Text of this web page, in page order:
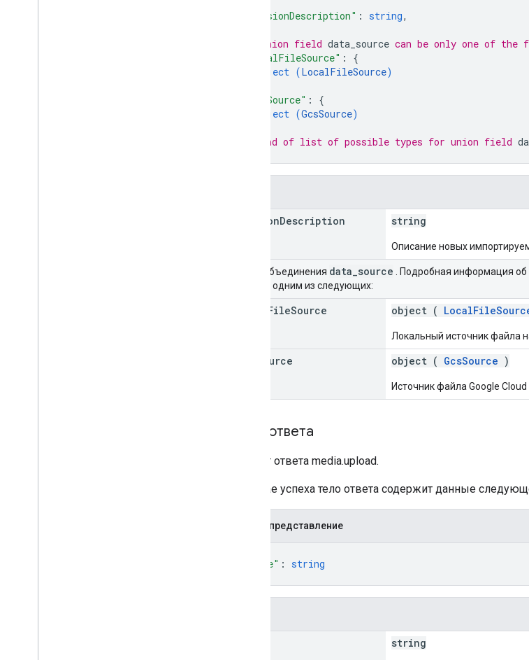
"versionDescription" : string,
// Union field data_source can be only one of the
"localFileSource" : {
object (LocalFileSource)
"gcsSource" : {
object (GcsSource)
// End of list of possible types for union field
versionDescription string
Описание новых
Поле объединения data source . Подробная информация
только одним из следующих:
FileSource object (
Локальный источник файла
Source object ( GcsSource )
Источник файла Google
Тело ответа
Объект ответа media.upload.
В случае успеха тело ответа содержит данные
JSON-представление
"name" : string
string